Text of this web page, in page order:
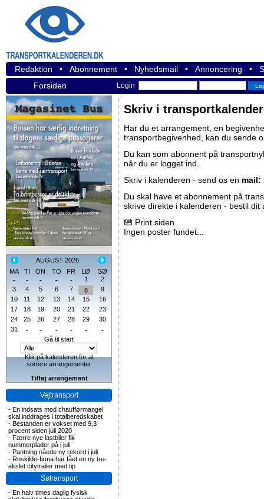
Redaktion • Abonnement • Nyhedsmail • Annoncering •
Forsiden
Login
AUGUST 2026
MA
TI ON TO FR LØ
SØ
-
- - - - 1
2
3
4 5 6 7 8
9
10
11 12 13 14 15
16
17
18 19 20 21 22
23
24
25 26 27 28 29
30
31
- - - - -
-
Gå til start
Klik på kalenderen for at
sortere arrangementer
Tilføj arrangement
Vejtransport
- En indsats mod chaufførmangel
skal inddrages i totalberedskabet
- Bestanden er vokset med 9,3
procent siden juli 2020
- Færre nye lastbiler fik
nummerplader på i juli
- Pantning nåede ny rekord i juli
- Roskilde-firma har fået en ny tre-
akslet citytrailer med tip
Søtransport
- En halv times daglig fysisk
Skriv i
Har du et arrangement, en
transportbegivenhed, kan du sende
Du kan som abonnent på
når du er logget ind.
Skriv i kalenderen - send os en mail:
Du skal have et abonnement på
skrive direkte i kalenderen - bestil dit
Print siden
Ingen poster fundet...